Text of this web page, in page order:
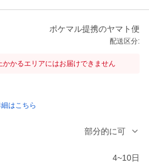
ポケマル提携のヤマト便
配送区分:
かるエリアにはお届けできません
はこちら
部分的に可
4~10日